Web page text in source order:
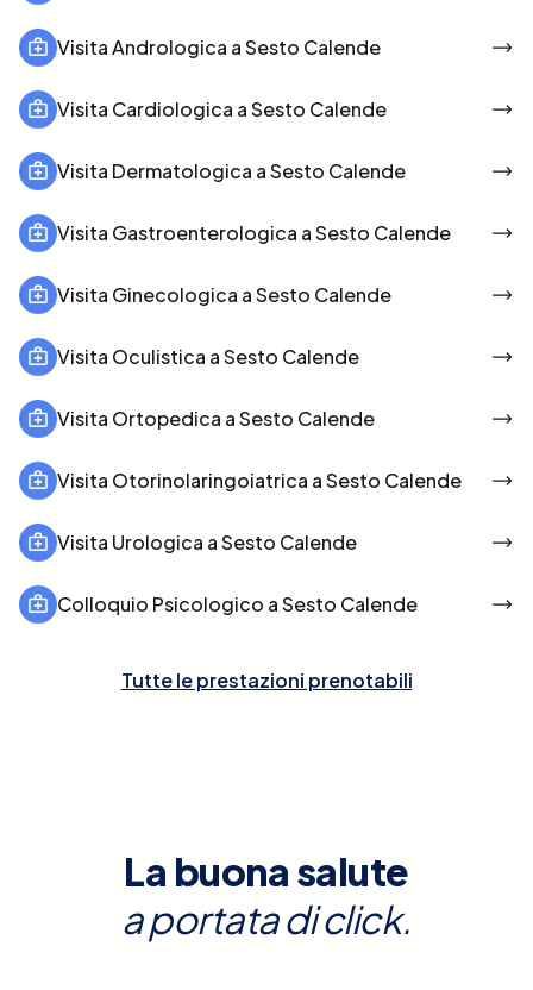
Visita Andrologica a Sesto Calende
Visita Cardiologica a Sesto Calende
Visita Dermatologica a Sesto Calende
Visita Gastroenterologica a Sesto Calende
Visita Ginecologica a Sesto Calende
Visita Oculistica a Sesto Calende
Visita Ortopedica a Sesto Calende
Visita Otorinolaringoiatrica a Sesto Calende
Visita Urologica a Sesto Calende
Colloquio Psicologico a Sesto Calende
Tutte le prestazioni prenotabili
La buona salute
a portata di click.